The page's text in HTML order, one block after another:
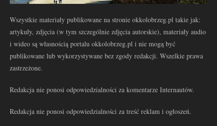
Wszystkie materiały publikowane na stronie okkolobrzeg.pl takie jak:
artykuły, zdjęcia (w tym szczególnie zdjęcia autorskie), materiały audio
i wideo są własnością portalu okkolobrzeg.pl i nie mogą być
publikowane lub wykorzystywane bez zgody redakcji. Wszelkie prawa
zastrzeżone.
Redakcja nie ponosi odpowiedzialności za komentarze Internautów.
Redakcja nie ponosi odpowiedzialności za treść reklam i ogłoszeń.